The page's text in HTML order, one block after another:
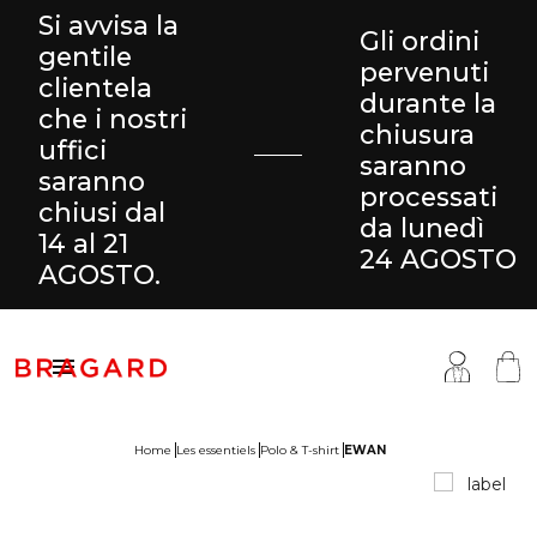
Si avvisa la
gentile
clientela
che i nostri
uffici
saranno
chiusi dal
14 al 21
AGOSTO.
Gli ordini
pervenuti
durante la
chiusura
saranno
processati
da lunedì
24 AGOSTO

Home Les essentiels Polo & T-shirt EWAN